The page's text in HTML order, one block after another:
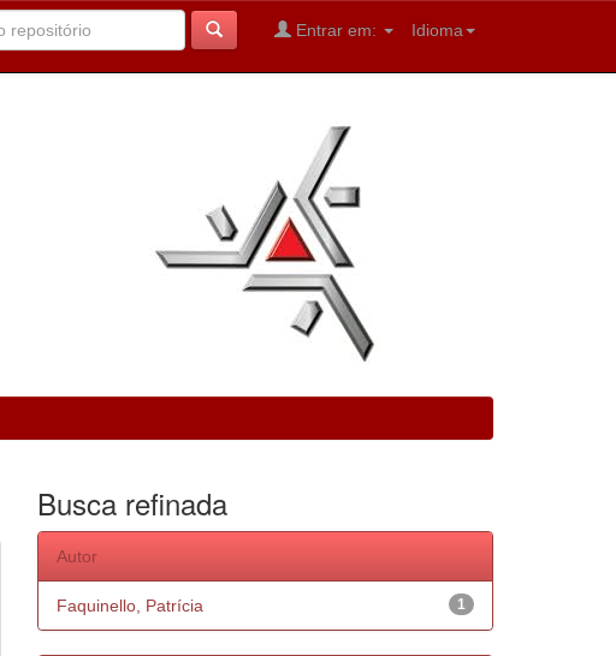
Idioma
Entrar em:
Busca refinada
Autor
1
Faquinello, Patrícia